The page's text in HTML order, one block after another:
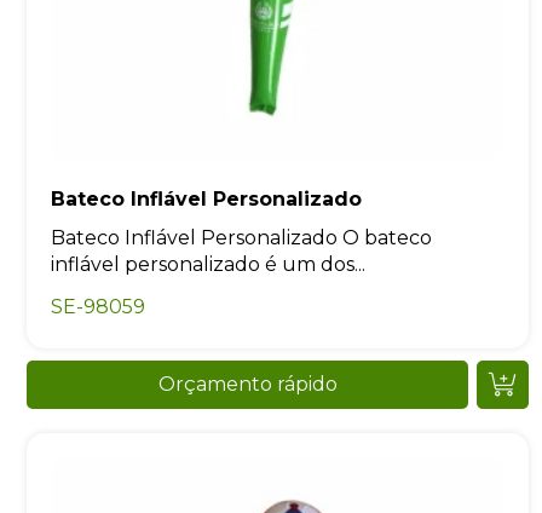
Bateco Inflável Personalizado
Bateco Inflável Personalizado O bateco
inflável personalizado é um dos...
SE-98059
Orçamento rápido